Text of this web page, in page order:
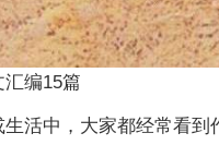
编15篇
活中，大家都经常看到